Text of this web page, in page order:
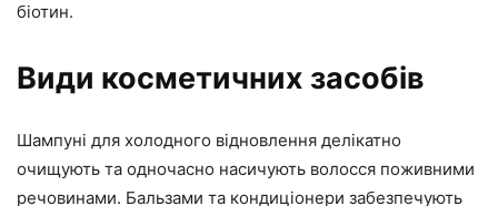
біотин.
Види косметичних засобів
Шампуні для холодного відновлення делікатно
очищують та одночасно насичують волосся поживними
речовинами. Бальзами та кондиціонери забезпечують